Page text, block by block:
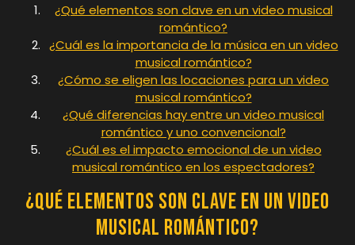
¿Qué elementos son clave en un video musical
romántico?
¿Cuál es la importancia de la música en un video
musical romántico?
¿Cómo se eligen las locaciones para un video
musical romántico?
¿Qué diferencias hay entre un video musical
romántico y uno convencional?
¿Cuál es el impacto emocional de un video
musical romántico en los espectadores?
¿Qué elementos son clave en un video
musical romántico?